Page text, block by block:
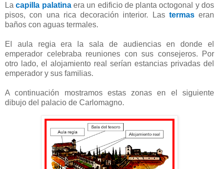
Lacapilla palatinaera un edificio de planta octogonal y dos
pisos, con una rica decoración interior. Las termaseran
baños con aguas termales.
El aula regia era la sala de audiencias en donde el
emperador celebraba reuniones con sus consejeros. Por
otro lado, el alojamiento real serían estancias privadas del
emperador y sus familias.
A continuación mostramos estas zonas en el siguiente
dibujo del palacio de Carlomagno.